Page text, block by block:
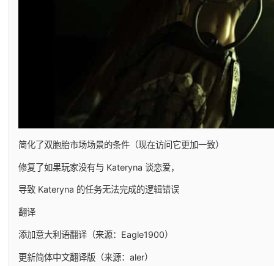
简化了双胞胎市场场景的条件（现在访问它更加一致）
修复了如果玩家没有与 Kateryna 谈恋爱，
导致 Kateryna 的任务无法完成的逻辑错误
翻译
添加意大利语翻译（来源：Eagle1900）
更新简体中文翻译版（来源：aler）